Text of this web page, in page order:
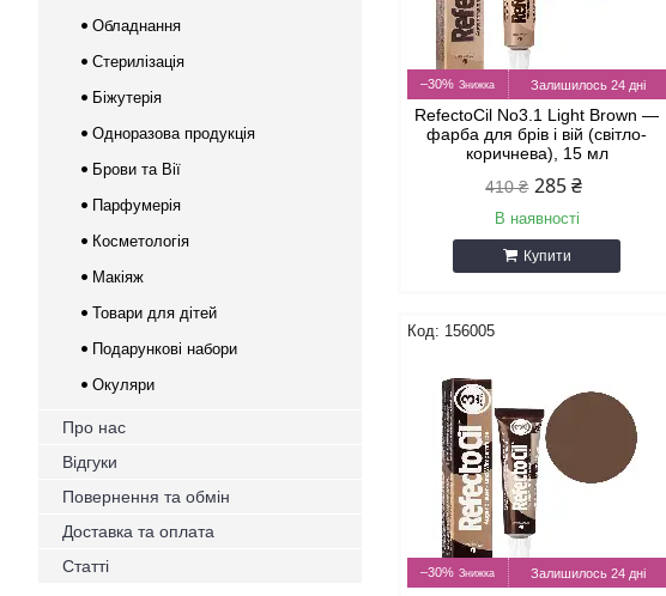
–30% Залишилось 24 дні
RefectoCil No3.1 Light Brown —
фарба для брів і вій (світло-
коричнева), 15 мл
410 ₴ 285 ₴
В наявності
Купити
156005
–30% Залишилось 24 дні
Обладнання
Стерилізація
Біжутерія
Одноразова продукція
Брови та Вії
Парфумерія
Косметологія
Макіяж
Товари для дітей
Подарункові набори
Окуляри
Про нас
Відгуки
Повернення та обмін
Доставка та оплата
Статті